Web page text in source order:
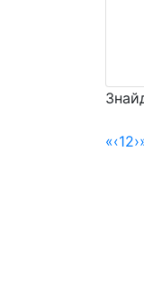
«‹12›